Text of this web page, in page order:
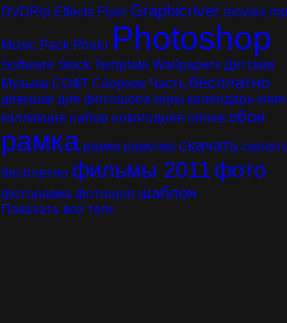
DVDRip Effects Flyer Graphicriver movies
Music Pack Photo Photoshop
Software Stock Template Wallpapers Детская
Музыка СОФТ Сборник Часть бесплатно
девушки для фотошопа игры календарь
коллекция набор новогодняя обоев обои
рамка рамки рамочка скачать
бесплатно фильмы 2011фото
фоторамка фотошоп шаблон
Показать все теги